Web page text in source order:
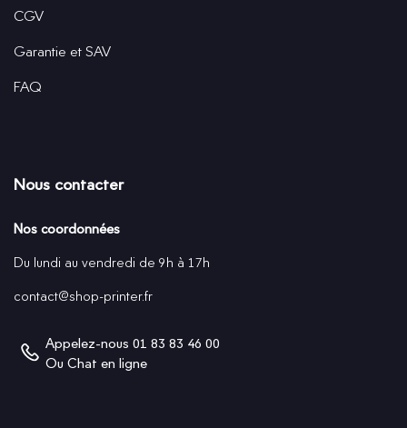
CGV
Garantie et SAV
FAQ
Nous contacter
Nos coordonnées
Du lundi au vendredi de 9h à 17h
contact@shop-printer.fr
Appelez-nous 01 83 83 46 00
Ou Chat en ligne